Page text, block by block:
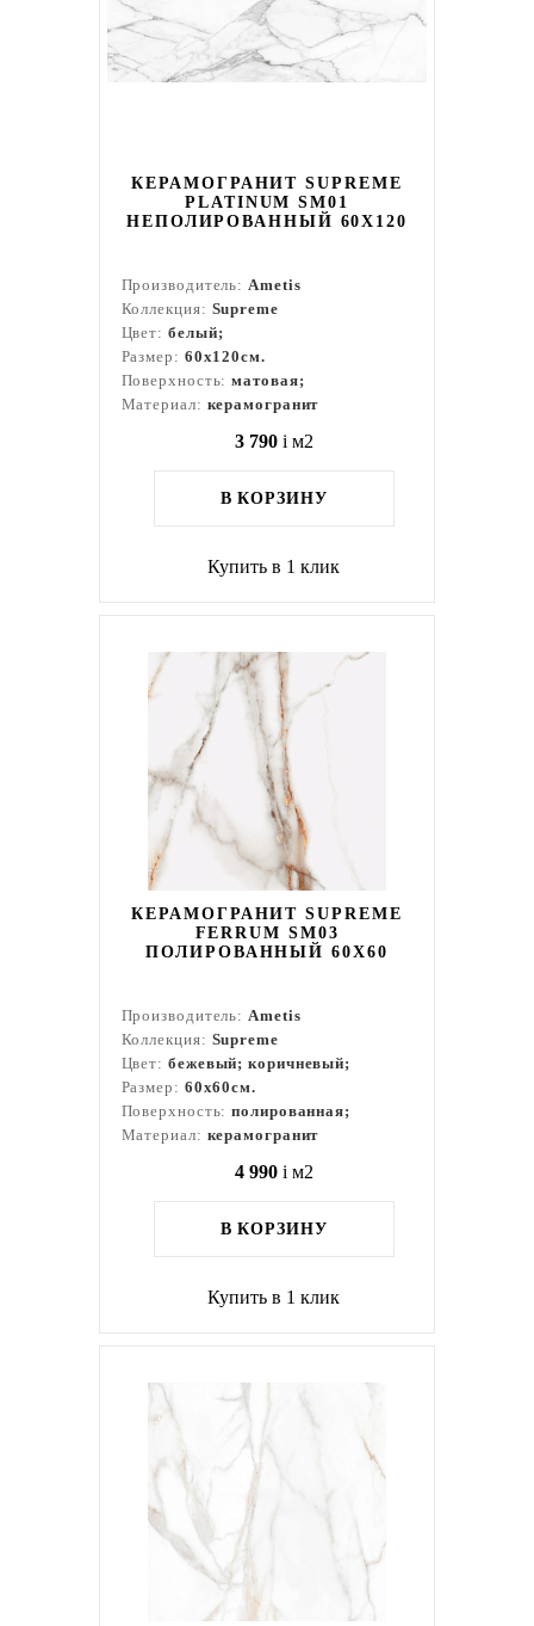
КЕРАМОГРАНИТ SUPREME
PLATINUM SM01
НЕПОЛИРОВАННЫЙ 60X120
Производитель:Ametis
Коллекция: Supreme
Цвет: белый;
Размер: 60x120см.
Поверхность:матовая;
Материал: керамогранит
3 790 i м2
В КОРЗИНУ
Купить в 1 клик
КЕРАМОГРАНИТ SUPREME
FERRUM SM03
ПОЛИРОВАННЫЙ 60X60
Производитель:Ametis
Коллекция: Supreme
Цвет: бежевый; коричневый;
Размер: 60x60см.
Поверхность:полированная;
Материал: керамогранит
4 990 i м2
В КОРЗИНУ
Купить в 1 клик